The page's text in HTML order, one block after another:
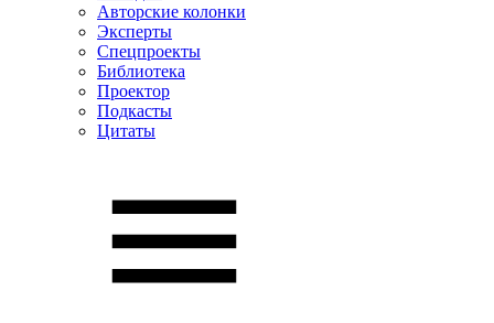
Авторские колонки
Эксперты
Спецпроекты
Библиотека
Проектор
Подкасты
Цитаты